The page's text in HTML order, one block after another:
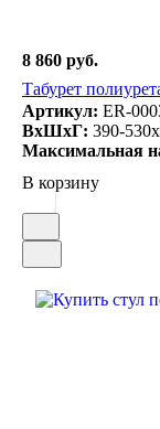
8 860 руб.
Табурет
Артикул: ER-
ВxШxГ: 390-
Максимальная
В корзину